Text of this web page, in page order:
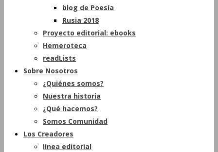
blog de Poesía
Rusia 2018
Proyecto editorial: ebooks
Hemeroteca
readLists
Sobre Nosotros
¿Quiénes somos?
Nuestra historia
¿Qué hacemos?
Somos Comunidad
Los Creadores
línea editorial